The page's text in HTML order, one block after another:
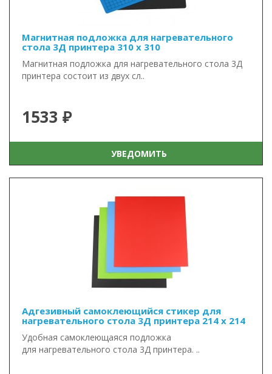
Магнитная подложка для нагревательного
стола 3Д принтера 310 x 310
Магнитная подложка для нагревательного стола 3Д
принтера состоит из двух сл..
1533 ₽
УВЕДОМИТЬ
Адгезивный самоклеющийся стикер для
нагревательного стола 3Д принтера 214 x 214
Удобная самоклеющаяся подложка
для нагревательного стола 3Д принтера. ..